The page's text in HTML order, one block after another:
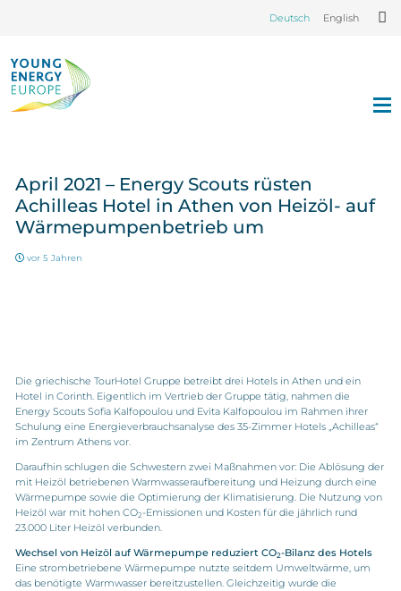
Deutsch English
April 2021 – Energy Scouts rüsten
Achilleas Hotel in Athen von Heizöl- auf
Wärmepumpenbetrieb um
vor 5 Jahren
Die griechische TourHotel Gruppe betreibt drei Hotels in Athen und ein
Hotel in Corinth. Eigentlich im Vertrieb der Gruppe tätig, nahmen die
Energy Scouts Sofia Kalfopoulou und Evita Kalfopoulou im Rahmen ihrer
Schulung eine Energieverbrauchsanalyse des 35-Zimmer Hotels „Achilleas“
im Zentrum Athens vor.
Daraufhin schlugen die Schwestern zwei Maßnahmen vor: Die Ablösung der
mit Heizöl betriebenen Warmwasseraufbereitung und Heizung durch eine
Wärmepumpe sowie die Optimierung der Klimatisierung. Die Nutzung von
Heizöl war mit hohen CO2-Emissionen und Kosten für die jährlich rund
23.000 Liter Heizöl verbunden.
Wechsel von Heizöl auf Wärmepumpe reduziert CO2-Bilanz des Hotels
Eine strombetriebene Wärmepumpe nutzte seitdem Umweltwärme, um
das benötigte Warmwasser bereitzustellen. Gleichzeitig wurde die